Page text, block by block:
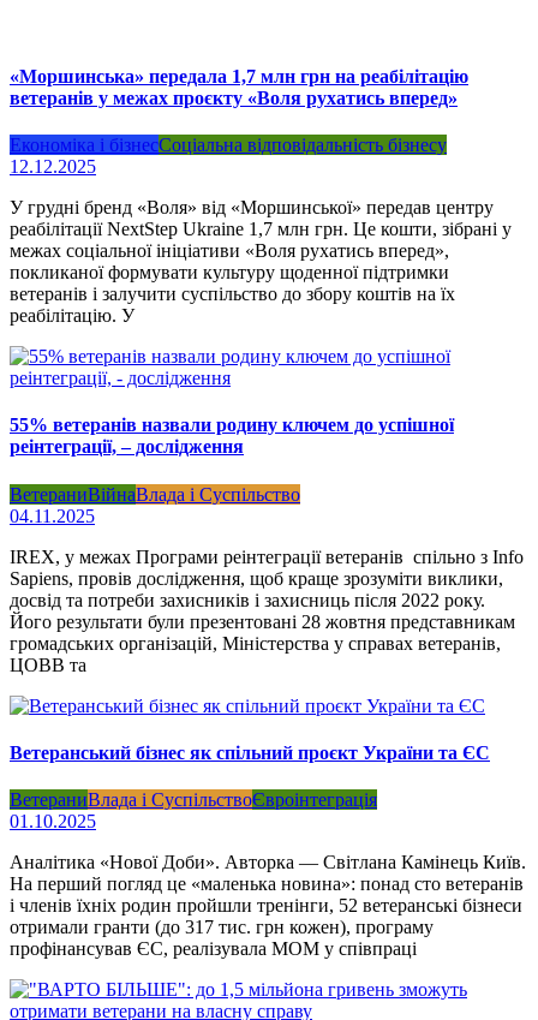
«Моршинська» передала 1,7 млн грн на реабілітацію
ветеранів у межах проєкту «Воля рухатись вперед»
Економіка і бізнесСоціальна відповідальність бізнесу
12.12.2025
У грудні бренд «Воля» від «Моршинської» передав центру
реабілітації NextStep Ukraine 1,7 млн грн. Це кошти, зібрані у
межах соціальної ініціативи «Воля рухатись вперед»,
покликаної формувати культуру щоденної підтримки
ветеранів і залучити суспільство до збору коштів на їх
реабілітацію. У
55% ветеранів назвали родину ключем до успішної
реінтеграції, – дослідження
ВетераниВійнаВлада і Суспільство
04.11.2025
IREX, у межах Програми реінтеграції ветеранів спільно з Info
Sapiens, провів дослідження, щоб краще зрозуміти виклики,
досвід та потреби захисників і захисниць після 2022 року.
Його результати були презентовані 28 жовтня представникам
громадських організацій, Міністерства у справах ветеранів,
ЦОВВ та
Ветеранський бізнес як спільний проєкт України та ЄС
ВетераниВлада і СуспільствоЄвроінтеграція
01.10.2025
Аналітика «Нової Доби». Авторка — Світлана Камінець Київ.
На перший погляд це «маленька новина»: понад сто ветеранів
і членів їхніх родин пройшли тренінги, 52 ветеранські бізнеси
отримали гранти (до 317 тис. грн кожен), програму
профінансував ЄС, реалізувала МОМ у співпраці